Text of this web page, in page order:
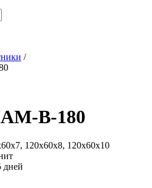
/
В-180
120х60х8, 120х60х10
дней